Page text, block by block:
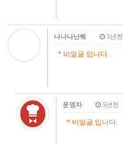
나나나난퀘 5년전
* 비밀글 입니다.
운영자 5년전
* 비밀글 입니다.